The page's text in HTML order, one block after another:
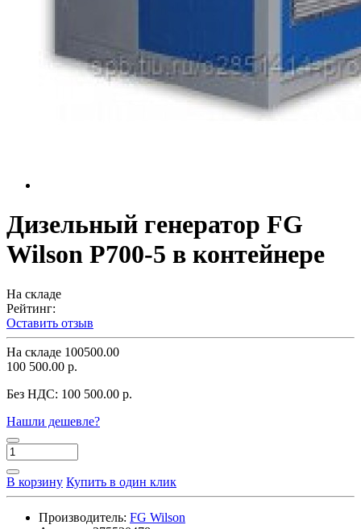
Дизельный генератор FG
Wilson P700-5 в контейнере
На складе
Рейтинг:
Оставить отзыв
На складе 100500.00
100 500.00 р.
Без НДС: 100 500.00 р.
Нашли дешевле?
В корзину Купить в один клик
Производитель: FG Wilson